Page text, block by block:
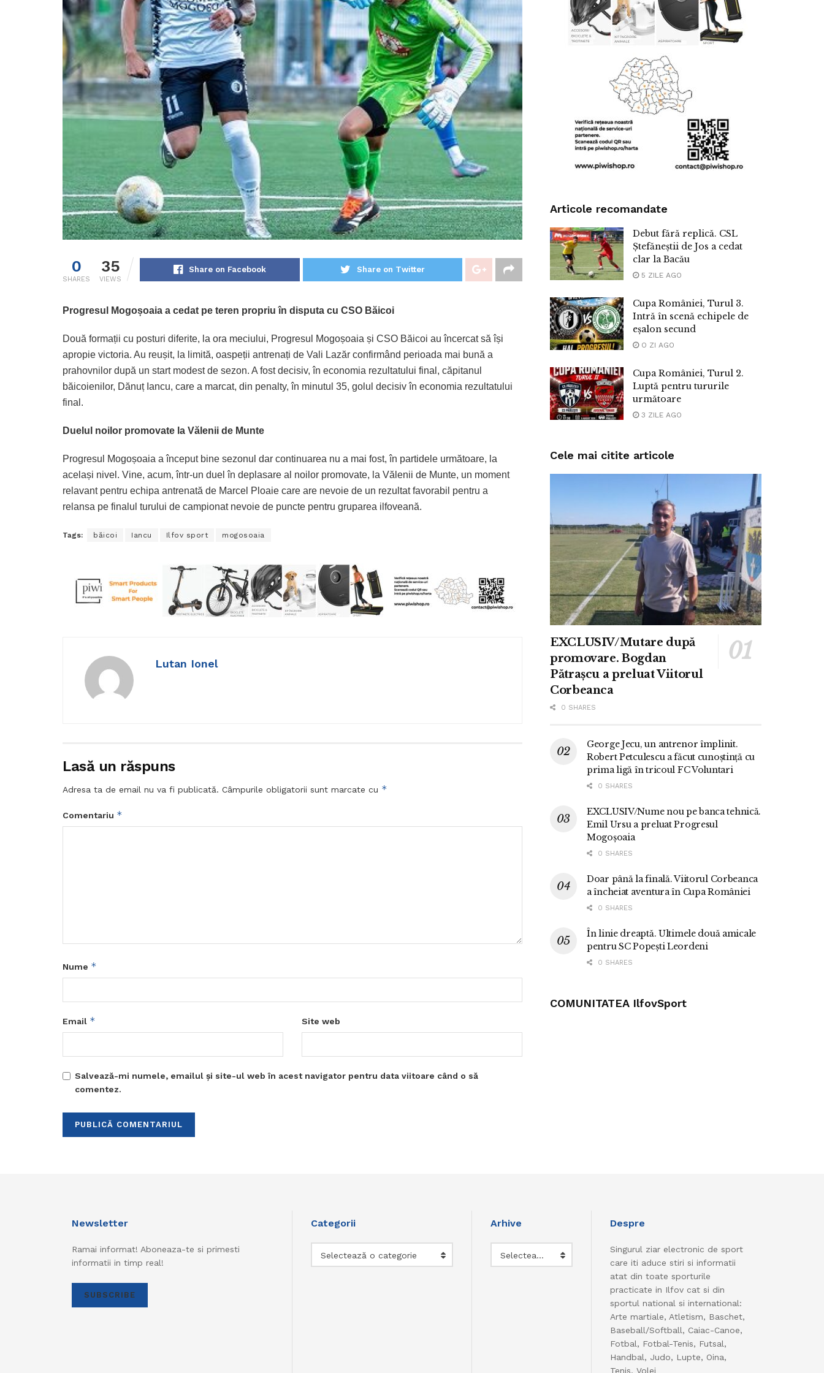
0
SHARES
35
VIEWS
Share on Facebook Share on Twitter
Progresul Mogoșoaia a cedat pe teren propriu în disputa cu CSO Băicoi
Două formații cu posturi diferite, la ora meciului, Progresul Mogoșoaia și CSO Băicoi au încercat să își
apropie victoria. Au reușit, la limită, oaspeții antrenați de Vali Lazăr confirmând perioada mai bună a
prahovnilor după un start modest de sezon. A fost decisiv, în economia rezultatului final, căpitanul
băicoienilor, Dănuț Iancu, care a marcat, din penalty, în minutul 35, golul decisiv în economia rezultatului
final.
Duelul noilor promovate la Vălenii de Munte
Progresul Mogoșoaia a început bine sezonul dar continuarea nu a mai fost, în partidele următoare, la
același nivel. Vine, acum, într-un duel în deplasare al noilor promovate, la Vălenii de Munte, un moment
relavant pentru echipa antrenată de Marcel Ploaie care are nevoie de un rezultat favorabil pentru a
relansa pe finalul turului de campionat nevoie de puncte pentru gruparea ilfoveană.
Tags: băicoi Iancu Ilfov sport mogosoaia
Lutan Ionel
Lasă un răspuns
Adresa ta de email nu va fi publicată. Câmpurile obligatorii sunt marcate cu *
Comentariu *
Nume *
Email * Site web
Salvează-mi numele, emailul și site-ul web în acest navigator pentru data viitoare când o să
comentez.
Articole recomandate
Debut fără replică. CSL
Ștefăneștii de Jos a cedat
clar la Bacău
5 ZILE AGO
Cupa României, Turul 3.
Intră în scenă echipele de
eșalon secund
O ZI AGO
Cupa României, Turul 2.
Luptă pentru tururile
următoare
3 ZILE AGO
Cele mai citite articole
EXCLUSIV/Mutare după
promovare. Bogdan
Pătrașcu a preluat Viitorul
Corbeanca
0 SHARES
George Jecu, un antrenor împlinit.
Robert Petculescu a făcut cunoștință cu
prima ligă în tricoul FC Voluntari
0 SHARES
EXCLUSIV/Nume nou pe banca tehnică.
Emil Ursu a preluat Progresul
Mogoșoaia
0 SHARES
Doar până la finală. Viitorul Corbeanca
a încheiat aventura în Cupa României
0 SHARES
În linie dreaptă. Ultimele două amicale
pentru SC Popești Leordeni
0 SHARES
COMUNITATEA IlfovSport
Newsletter
Ramai informat! Aboneaza-te si primesti
informatii in timp real!
SUBSCRIBE
Categorii
Selectează o categorie
Arhive
Selectează luna
Despre
Singurul ziar electronic de sport
care iti aduce stiri si informatii
atat din toate sporturile
practicate in Ilfov cat si din
sportul national si international:
Arte martiale, Atletism, Baschet,
Baseball/Softball, Caiac-Canoe,
Fotbal, Fotbal-Tenis, Futsal,
Handbal, Judo, Lupte, Oina,
Tenis, Volei